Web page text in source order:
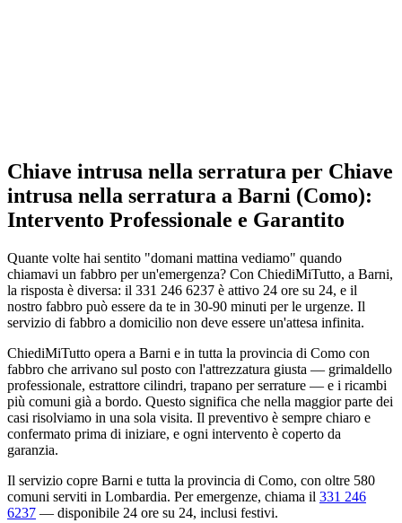
Chiave intrusa nella serratura per Chiave
intrusa nella serratura a Barni (Como):
Intervento Professionale e Garantito
Quante volte hai sentito "domani mattina vediamo" quando
chiamavi un fabbro per un'emergenza? Con ChiediMiTutto, a Barni,
la risposta è diversa: il 331 246 6237 è attivo 24 ore su 24, e il
nostro fabbro può essere da te in 30-90 minuti per le urgenze. Il
servizio di fabbro a domicilio non deve essere un'attesa infinita.
ChiediMiTutto opera a Barni e in tutta la provincia di Como con
fabbro che arrivano sul posto con l'attrezzatura giusta — grimaldello
professionale, estrattore cilindri, trapano per serrature — e i ricambi
più comuni già a bordo. Questo significa che nella maggior parte dei
casi risolviamo in una sola visita. Il preventivo è sempre chiaro e
confermato prima di iniziare, e ogni intervento è coperto da
garanzia.
Il servizio copre Barni e tutta la provincia di Como, con oltre 580
comuni serviti in Lombardia. Per emergenze, chiama il 331 246
6237 — disponibile 24 ore su 24, inclusi festivi.